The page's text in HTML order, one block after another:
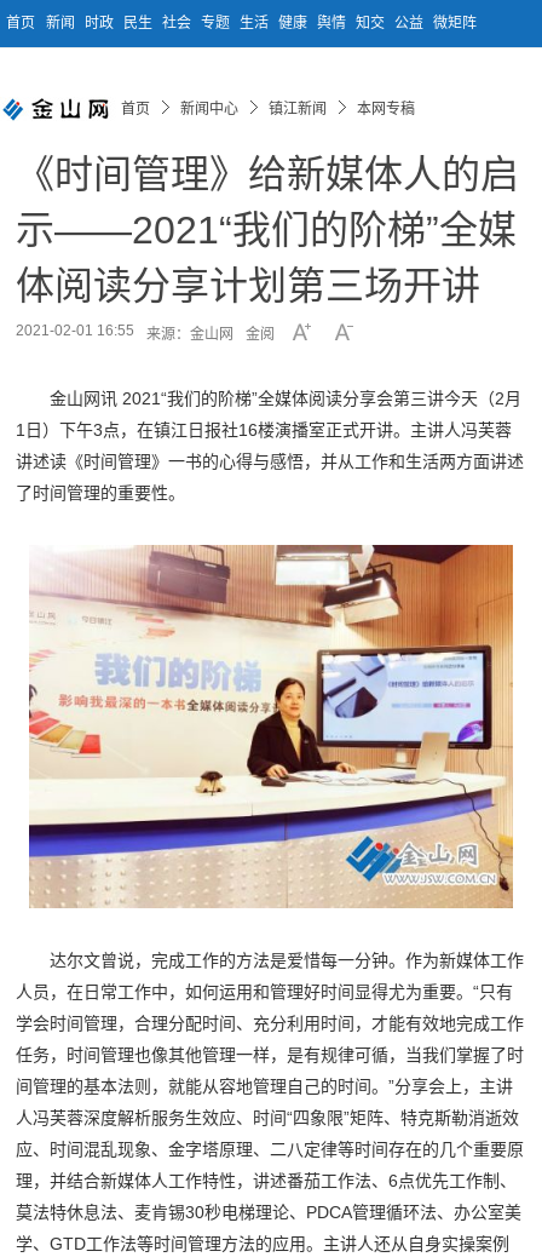
首页 新闻 时政 民生 社会 专题 生活 健康 舆情 知交 公益 微矩阵
首页 新闻中心 镇江新闻 本网专稿
《时间管理》给新媒体人的启
示——2021“我们的阶梯”全媒
体阅读分享计划第三场开讲
2021-02-01 16:55 来源：金山网 金阅
金山网讯 2021“我们的阶梯”全媒体阅读分享会第三讲今天（2月
1日）下午3点，在镇江日报社16楼演播室正式开讲。主讲人冯芙蓉
讲述读《时间管理》一书的心得与感悟，并从工作和生活两方面讲述
了时间管理的重要性。
达尔文曾说，完成工作的方法是爱惜每一分钟。作为新媒体工作
人员，在日常工作中，如何运用和管理好时间显得尤为重要。“只有
学会时间管理，合理分配时间、充分利用时间，才能有效地完成工作
任务，时间管理也像其他管理一样，是有规律可循，当我们掌握了时
间管理的基本法则，就能从容地管理自己的时间。”分享会上，主讲
人冯芙蓉深度解析服务生效应、时间“四象限”矩阵、特克斯勒消逝效
应、时间混乱现象、金字塔原理、二八定律等时间存在的几个重要原
理，并结合新媒体人工作特性，讲述番茄工作法、6点优先工作制、
莫法特休息法、麦肯锡30秒电梯理论、PDCA管理循环法、办公室美
学、GTD工作法等时间管理方法的应用。主讲人还从自身实操案例